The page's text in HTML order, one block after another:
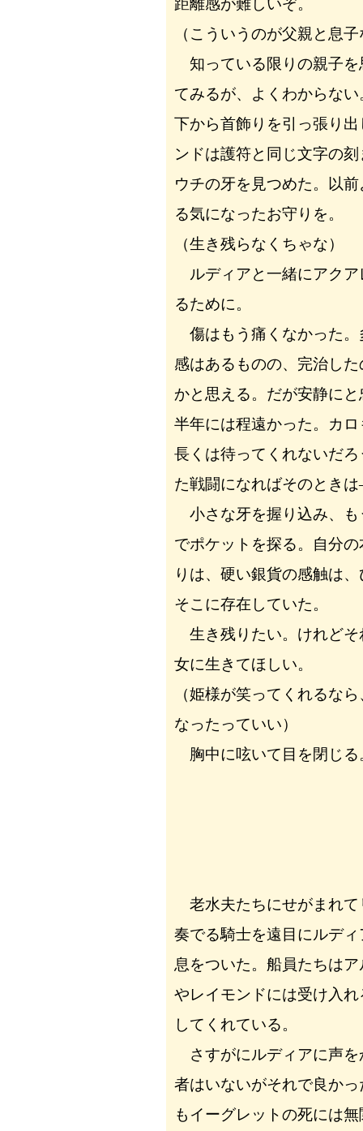
距離感が難しいぞ。
（こういうのが父親と息
知っている限りの親子を
てみるが、よくわからな
下から首飾りを引っ張り
ンドは護符と同じ文字の
ウチの牙を見つめた。以
る気になったお守りを。
（生き残らなくちゃな）
ルディアと一緒にアクア
るために。
傷はもう痛くなかった。
感はあるものの、完治し
かと思える。だが安静に
半年には程遠かった。カ
長くは待ってくれないだ
た戦闘になればそのとき
小さな牙を握り込み、も
でポケットを探る。自分
りは、硬い銀貨の感触は
そこに存在していた。
生き残りたい。けれどそ
女に生きてほしい。
（姫様が笑ってくれるな
なったっていい）
胸中に呟いて目を閉じる
老水夫たちにせがまれて
奏でる騎士を遠目にルデ
息をついた。船員たちは
やレイモンドには受け入
してくれている。
さすがにルディアに声を
者はいないがそれで良か
もイーグレットの死には